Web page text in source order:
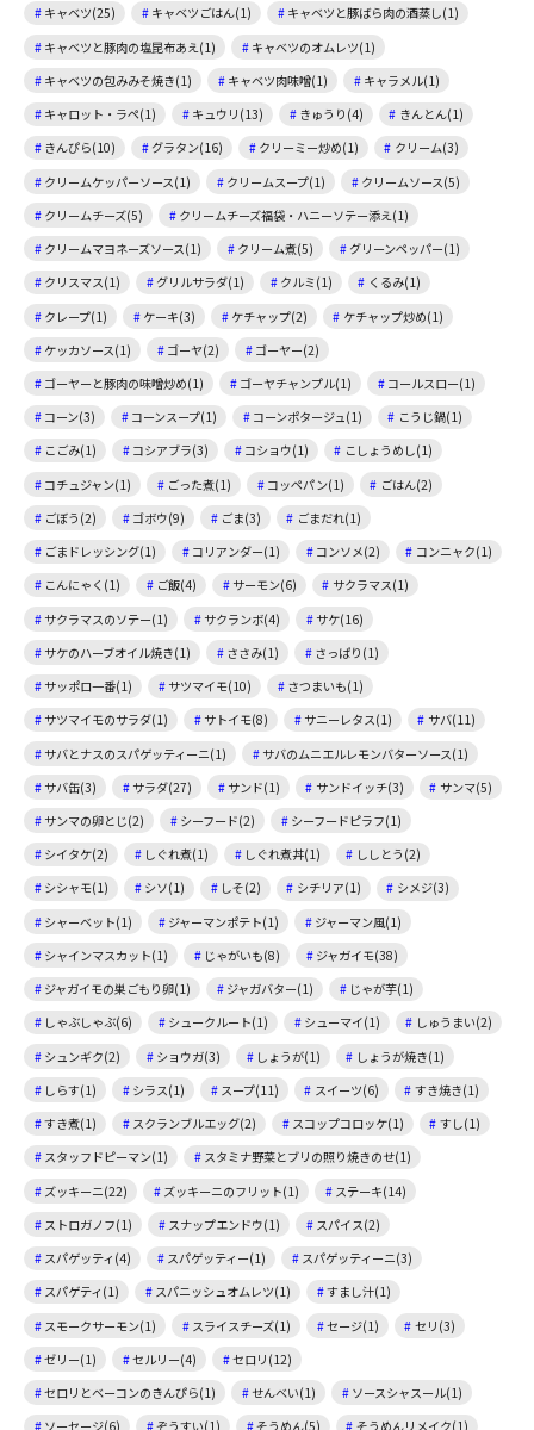
キャベツ(25)
キャベツごはん(1)
キャベツと豚ばら肉の酒蒸し(1)
キャベツと豚肉の塩昆布あえ(1)
キャベツのオムレツ(1)
キャベツの包みみそ焼き(1)
キャベツ肉味噌(1)
キャラメル(1)
キャロット・ラペ(1)
キュウリ(13) きゅうり(4)
きんとん(1)
きんぴら(10)
グラタン(16) クリーミー炒め(1)
クリーム(3)
クリームケッパーソース(1)
クリームスープ(1)
クリームソース(5)
クリームチーズ(5)
クリームチーズ福袋・ハニーソテー添え(1)
クリームマヨネーズソース(1)
クリーム煮(5)
グリーンペッパー(1)
クリスマス(1)
グリルサラダ(1) クルミ(1)
くるみ(1)
クレープ(1)
ケーキ(3) ケチャップ(2)
ケチャップ炒め(1)
ケッカソース(1)
ゴーヤ(2)
ゴーヤー(2)
ゴーヤーと豚肉の味噌炒め(1)
ゴーヤチャンプル(1)
コールスロー(1)
コーン(3)
コーンスープ(1) コーンポタージュ(1)
こうじ鍋(1)
こごみ(1)
コシアブラ(3) コショウ(1)
こしょうめし(1)
コチュジャン(1)
ごった煮(1) コッペパン(1)
ごはん(2)
ごぼう(2)
ゴボウ(9) ごま(3)
ごまだれ(1)
ごまドレッシング(1)
コリアンダー(1) コンソメ(2)
コンニャク(1)
こんにゃく(1)
ご飯(4) サーモン(6)
サクラマス(1)
サクラマスのソテー(1)
サクランボ(4)
サケ(16)
サケのハーブオイル焼き(1)
ささみ(1)
さっぱり(1)
サッポロ一番(1)
サツマイモ(10)
さつまいも(1)
サツマイモのサラダ(1)
サトイモ(8) サニーレタス(1)
サバ(11)
サバとナスのスパゲッティーニ(1)
サバのムニエルレモンバターソース(1)
サバ缶(3)
サラダ(27) サンド(1) サンドイッチ(3)
サンマ(5)
サンマの卵とじ(2)
シーフード(2)
シーフードピラフ(1)
シイタケ(2)
しぐれ煮(1) しぐれ煮丼(1)
ししとう(2)
シシャモ(1)
シソ(1) しそ(2) シチリア(1)
シメジ(3)
シャーベット(1)
ジャーマンポテト(1)
ジャーマン風(1)
シャインマスカット(1)
じゃがいも(8)
ジャガイモ(38)
ジャガイモの巣ごもり卵(1)
ジャガバター(1)
じゃが芋(1)
しゃぶしゃぶ(6)
シュークルート(1) シューマイ(1)
しゅうまい(2)
シュンギク(2)
ショウガ(3) しょうが(1)
しょうが焼き(1)
しらす(1)
シラス(1) スープ(11) スイーツ(6)
すき焼き(1)
すき煮(1)
スクランブルエッグ(2) スコップコロッケ(1)
すし(1)
スタッフドピーマン(1)
スタミナ野菜とブリの照り焼きのせ(1)
ズッキーニ(22)
ズッキーニのフリット(1)
ステーキ(14)
ストロガノフ(1)
スナップエンドウ(1)
スパイス(2)
スパゲッティ(4)
スパゲッティー(1)
スパゲッティーニ(3)
スパゲティ(1)
スパニッシュオムレツ(1)
すまし汁(1)
スモークサーモン(1)
スライスチーズ(1) セージ(1)
セリ(3)
ゼリー(1)
セルリー(4)
セロリ(12)
セロリとベーコンのきんぴら(1)
せんべい(1)
ソースシャスール(1)
ソーセージ(6)
ぞうすい(1) そうめん(5) そうめんリメイク(1)